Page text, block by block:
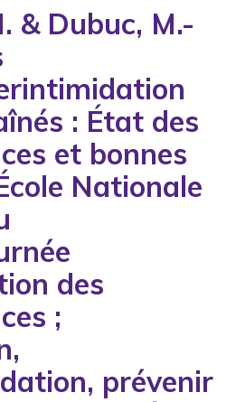
& Dubuc, M.-
: État des
et bonnes
Nationale
des
;
prévenir